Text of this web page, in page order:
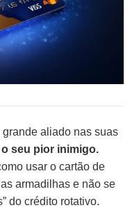
aliado nas suas
seu pior inimigo.
usar o cartão de
armadilhas e não se
do crédito rotativo.